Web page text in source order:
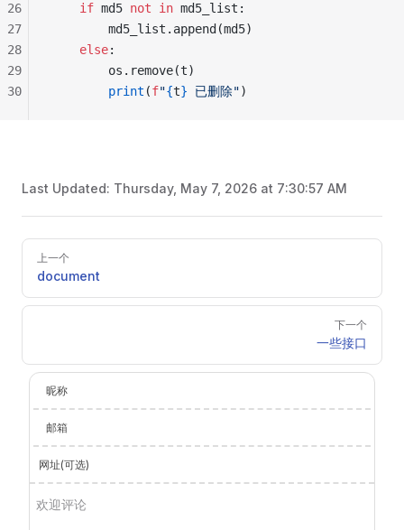
    if
md5 not in md5_list:
        md5_list.append(md5)
    else
:
        os.remove(t)
        print
(f"{t} 已删除")
26
27
28
29
30
Last Updated: Thursday, May 7, 2026 at 7:30:57 AM
Pager
上一个
document
下一个
一些接口
昵称
邮箱
网址(可选)